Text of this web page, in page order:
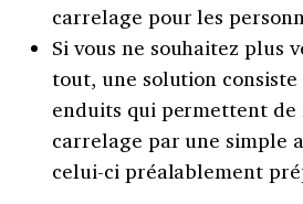
carrelage pour les
Si vous ne souhaitez plus
tout, une solution consiste
enduits qui permettent de
carrelage par une simple
celui-ci préalablement